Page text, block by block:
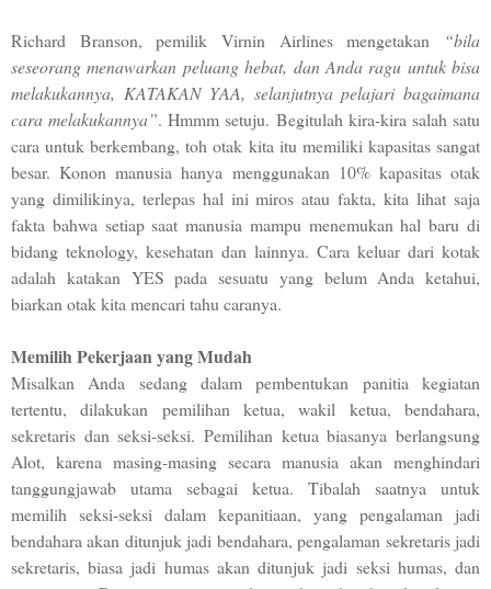
Richard Branson, pemilik Virnin Airlines mengetakan “bila
seseorang menawarkan peluang hebat, dan Anda ragu untuk bisa
melakukannya, KATAKAN YAA, selanjutnya pelajari bagaimana
cara melakukannya”. Hmmm setuju. Begitulah kira-kira salah satu
cara untuk berkembang, toh otak kita itu memiliki kapasitas sangat
besar. Konon manusia hanya menggunakan 10% kapasitas otak
yang dimilikinya, terlepas hal ini miros atau fakta, kita lihat saja
fakta bahwa setiap saat manusia mampu menemukan hal baru di
bidang teknology, kesehatan dan lainnya. Cara keluar dari kotak
adalah katakan YES pada sesuatu yang belum Anda ketahui,
biarkan otak kita mencari tahu caranya.
Memilih Pekerjaan yang Mudah
Misalkan Anda sedang dalam pembentukan panitia kegiatan
tertentu, dilakukan pemilihan ketua, wakil ketua, bendahara,
sekretaris dan seksi-seksi. Pemilihan ketua biasanya berlangsung
Alot, karena masing-masing secara manusia akan menghindari
tanggungjawab utama sebagai ketua. Tibalah saatnya untuk
memilih seksi-seksi dalam kepanitiaan, yang pengalaman jadi
bendahara akan ditunjuk jadi bendahara, pengalaman sekretaris jadi
sekretaris, biasa jadi humas akan ditunjuk jadi seksi humas, dan